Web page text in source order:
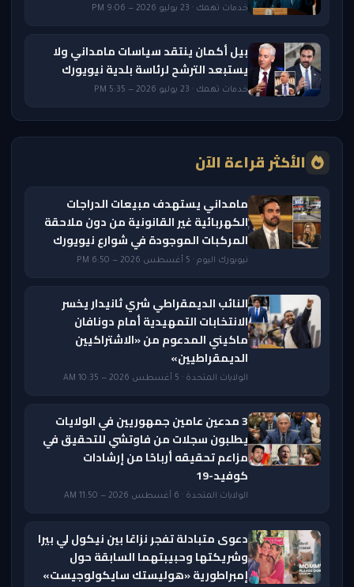
خدمات تهمك · 23 يوليو 2026 — 9:06 PM
بيل أكمان ينتقد سياسات مامداني ولا
يستبعد الترشح لرئاسة بلدية نيويورك
خدمات تهمك · 23 يوليو 2026 — 5:35 PM
الأكثر قراءة الآن
مامداني يستهدف مبيعات الدراجات
الكهربائية غير القانونية من دون ملاحقة
المركبات الموجودة في شوارع نيويورك
نيويورك اليوم · 5 أغسطس 2026 — 6:50 PM
النائب الديمقراطي شري ثانيدار يخسر
الانتخابات التمهيدية أمام دونافان
ماكيني المدعوم من «الاشتراكيين
الديمقراطيين»
الولايات المتحدة · 5 أغسطس 2026 — 10:35 AM
3 مدعين عامين جمهوريين في الولايات
يطلبون سجلات من فاوتشي للتحقيق في
مزاعم تحقيقه أرباحًا من إرشادات
كوفيد-19
الولايات المتحدة · 6 أغسطس 2026 — 11:50 AM
دعوى متبادلة تفجر نزاعًا بين نيكول لي بيرا
وشريكتها وحبيبتهما السابقة حول
إمبراطورية «هوليستك سايكولوجيست»